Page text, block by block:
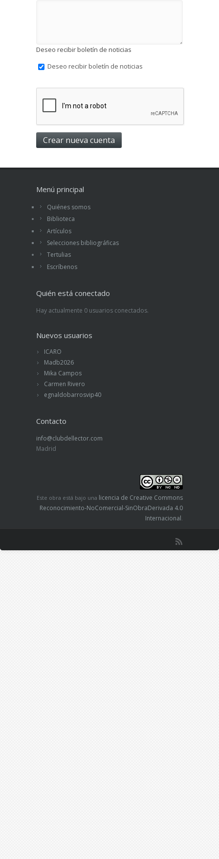
Deseo recibir boletín de noticias
Deseo recibir boletín de noticias
Menú principal
Quiénes somos
Biblioteca
Artículos
Selecciones bibliográficas
Tertulias
Escríbenos
Quién está conectado
Hay actualmente 0 usuarios conectados.
Nuevos usuarios
ICARO
Madb2026
Mika Campos
Carmen Rivero
egnaldobarrosvip40
Contacto
info@clubdellector.com
Madrid
Este obra está bajo una licencia de Creative Commons
Reconocimiento-NoComercial-SinObraDerivada 4.0
Internacional